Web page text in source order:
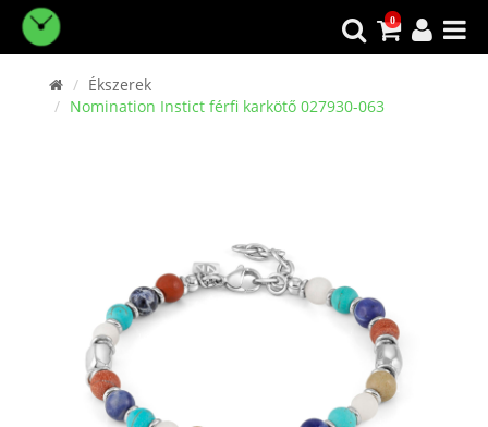
0
Ékszerek
Nomination Instict férfi karkötő 027930-063